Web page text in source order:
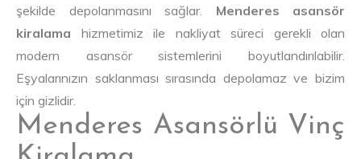
şekilde depolanmasını sağlar. Menderes asansör
kiralama hizmetimiz ile nakliyat süreci gerekli olan
modern asansör sistemlerini boyutlandırılabilir.
Eşyalarınızın saklanması sırasında depolamaz ve bizim
için gizlidir.
Menderes Asansörlü Vinç